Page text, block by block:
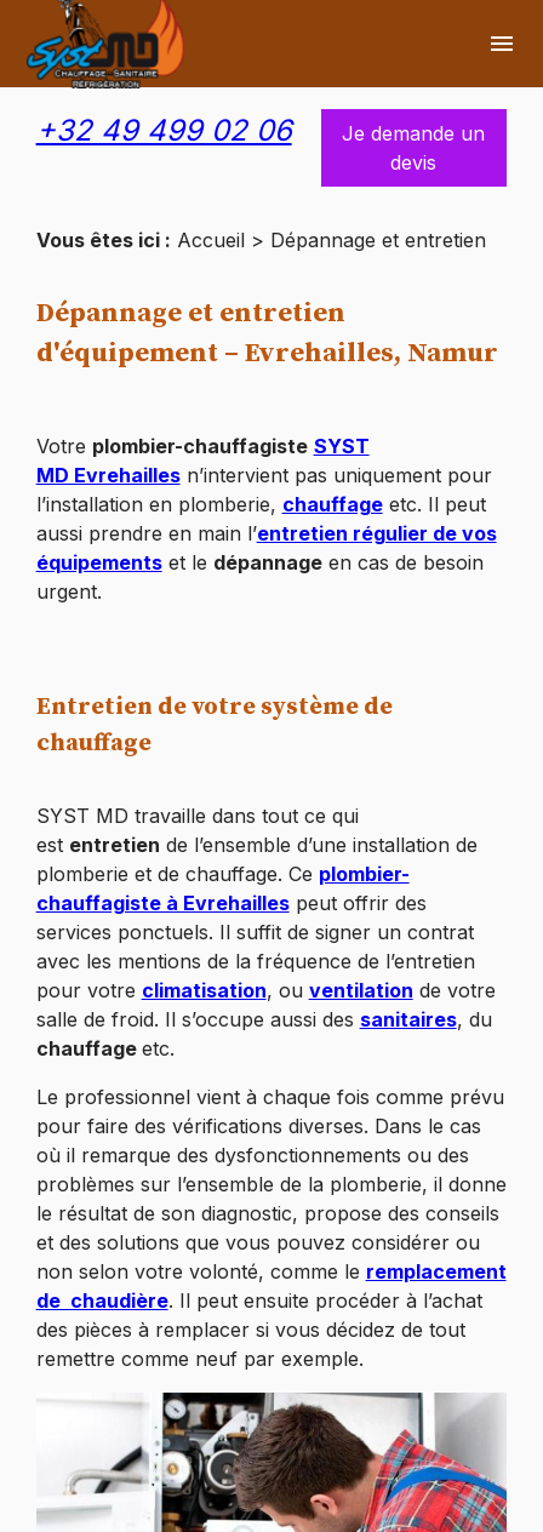
menu
+32 49 499 02 06
Je demande un
devis
Vous êtes ici : Accueil> Dépannage et entretien
Dépannage et entretien
d'équipement – Evrehailles, Namur
Votre plombier-chauffagiste SYST
MD Evrehaillesn’intervient pas uniquement pour
l’installation en plomberie, chauffageetc. Il peut
aussi prendre en main l’entretien régulier de vos
équipementset le dépannageen cas de besoin
urgent.
Entretien de votre système de
chauffage
SYST MD travaille dans tout ce qui
est entretien de l’ensemble d’une installation de
plomberie et de chauffage. Ce plombier-
chauffagiste à Evrehaillespeut offrir des
services ponctuels. Il suffit de signer un contrat
avec les mentions de la fréquence de l’entretien
pour votre climatisation, ou ventilation de votre
salle de froid. Il s’occupe aussi des sanitaires, du
chauffage etc.
Le professionnel vient à chaque fois comme prévu
pour faire des vérifications diverses. Dans le cas
où il remarque des dysfonctionnements ou des
problèmes sur l’ensemble de la plomberie, il donne
le résultat de son diagnostic, propose des conseils
et des solutions que vous pouvez considérer ou
non selon votre volonté, comme le remplacement
de chaudière. Il peut ensuite procéder à l’achat
des pièces à remplacer si vous décidez de tout
remettre comme neuf par exemple.
Panneau de gestion des cookies